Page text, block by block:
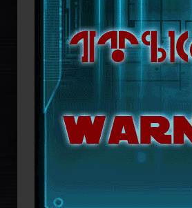
Truppenverbände
Coruscant über
mit blutiger
Imperators. Mit
ihn mit der
Eindruck einer
sichert sich